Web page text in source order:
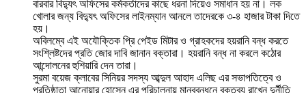
বারবার বিদ্যুৎ অফিসের কর্মকর্তাদের কাছে ধরনা দিয়েও সমাধান হয় না। লক
খোলার জন্য বিদ্যুৎ অফিসের লাইনম্যান আনলে তাদেরকে ৩-৪ হাজার টাকা দিতে
হয়।
অবিলম্বে এই অযৌক্তিক প্রি পেইড মিটার ও গ্রাহকদের হয়রানি বন্ধ করতে
সংশ্লিষ্টদের প্রতি জোর দাবি জানান বক্তারা। হয়রানি বন্ধ না করলে কঠোর
আন্দোলনের হুশিয়ারি দেন তারা।
সুরমা বয়েজ ক্লাবের সিনিয়র সদস্য আব্দুল আহাদ এলিছ এর সভাপতিত্বে ও
প্রতিষ্ঠাতা আনোয়ার হোসেন এর পরিচালনায় মানববন্ধনে বক্তব্য রাখেন দুর্নীতি